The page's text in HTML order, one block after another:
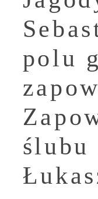
polu
ślubu